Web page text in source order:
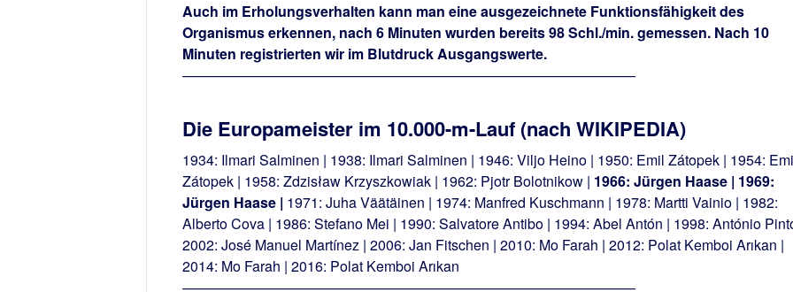
Auch im Erholungsverhalten kann man eine ausgezeichnete Funktionsfähigkeit des
Organismus erkennen, nach 6 Minuten wurden bereits 98 Schl./min. gemessen. Nach 10
Minuten registrierten wir im Blutdruck Ausgangswerte.
————————————————————————————————
Die Europameister im 10.000-m-Lauf (nach WIKIPEDIA)
1934: Ilmari Salminen | 1938: Ilmari Salminen | 1946: Viljo Heino | 1950: Emil Zátopek | 1954:
Zátopek | 1958: Zdzisław Krzyszkowiak | 1962: Pjotr Bolotnikow | 1966: Jürgen Haase | 1969:
Jürgen Haase | 1971: Juha Väätäinen | 1974: Manfred Kuschmann | 1978: Martti Vainio | 1982:
Alberto Cova | 1986: Stefano Mei | 1990: Salvatore Antibo | 1994: Abel Antón | 1998: António
2002: José Manuel Martínez | 2006: Jan Fitschen | 2010: Mo Farah | 2012: Polat Kemboi Arıkan |
2014: Mo Farah | 2016: Polat Kemboi Arıkan
————————————————————————————————